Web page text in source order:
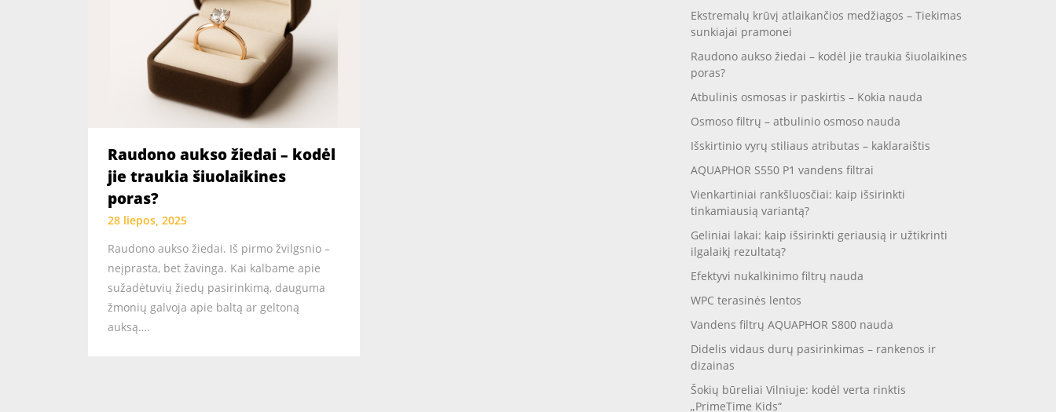
Raudono aukso žiedai – kodėl
jie traukia šiuolaikines
poras?
28 liepos, 2025
Raudono aukso žiedai. Iš pirmo žvilgsnio –
neįprasta, bet žavinga. Kai kalbame apie
sužadėtuvių žiedų pasirinkimą, dauguma
žmonių galvoja apie baltą ar geltoną
auksą….
Ekstremalų krūvį atlaikančios medžiagos – Tiekimas
sunkiajai pramonei
Raudono aukso žiedai – kodėl jie traukia šiuolaikines
poras?
Atbulinis osmosas ir paskirtis – Kokia nauda
Osmoso filtrų – atbulinio osmoso nauda
Išskirtinio vyrų stiliaus atributas – kaklaraištis
AQUAPHOR S550 P1 vandens filtrai
Vienkartiniai rankšluosčiai: kaip išsirinkti
tinkamiausią variantą?
Geliniai lakai: kaip išsirinkti geriausią ir užtikrinti
ilgalaikį rezultatą?
Efektyvi nukalkinimo filtrų nauda
WPC terasinės lentos
Vandens filtrų AQUAPHOR S800 nauda
Didelis vidaus durų pasirinkimas – rankenos ir
dizainas
Šokių būreliai Vilniuje: kodėl verta rinktis
„PrimeTime Kids“